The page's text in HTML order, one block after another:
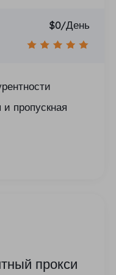
$0/День
пропускная
прокси